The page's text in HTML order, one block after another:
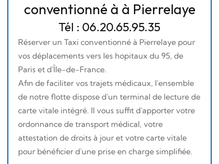
conventionné à à Pierrelaye
Tél : 06.20.65.95.35
Réserver un Taxi conventionné à Pierrelaye pour
vos déplacements vers les hopitaux du 95, de
Paris et d'Île-de-France.
Afin de faciliter vos trajets médicaux, l'ensemble
de notre flotte dispose d'un terminal de lecture de
carte vitale intégré. Il vous suffit d'apporter votre
ordonnance de transport médical, votre
attestation de droits à jour et votre carte vitale
pour bénéficier d'une prise en charge simplifiée.